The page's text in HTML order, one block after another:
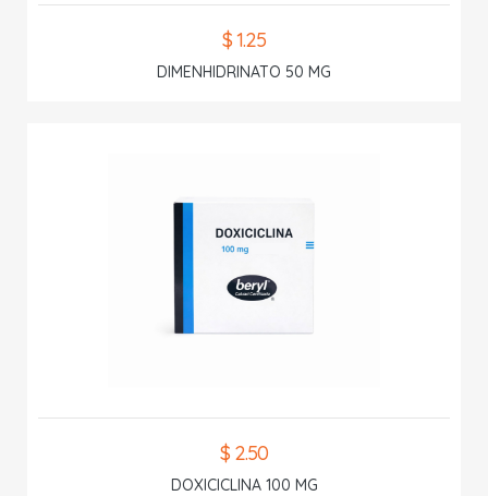
$ 1.25
DIMENHIDRINATO 50 MG
$ 2.50
DOXICICLINA 100 MG